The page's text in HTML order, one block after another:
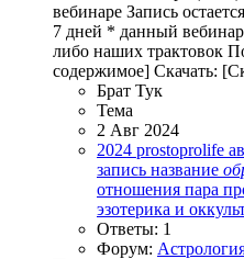
вебинаре Запись
7 дней * данный
либо наших трактовок
содержимое] Скачать:
Брат Тук
Тема
2 Авг 2024
2024 prostoprolife
запись название
отношения пара
эзотерика и
Ответы: 1
Форум: